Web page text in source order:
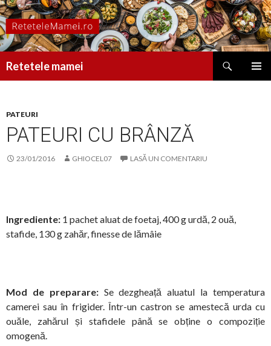
Retetele mamei
PATEURI
PATEURI CU BRÂNZĂ
23/01/2016 GHIOCEL07 LASĂ UN COMENTARIU
Ingrediente: 1 pachet aluat de foetaj, 400 g urdă, 2 ouă,
stafide, 130 g zahăr, finesse de lămâie
Mod de preparare:Se dezgheață aluatul la temperatura
camerei sau în frigider. Într-un castron se amestecă urda cu
ouăle, zahărul și stafidele până se obține o compoziție
omogenă.